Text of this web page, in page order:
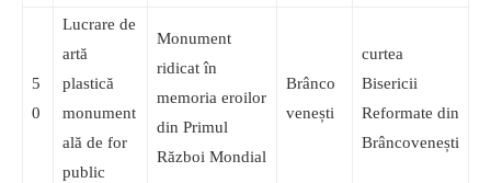
5
0
Lucrare de
artă
plastică
monument
ală de for
public
Monument
ridicat în
memoria eroilor
din Primul
Război Mondial
Brânco
venești
curtea
Bisericii
Reformate din
Brâncovenești